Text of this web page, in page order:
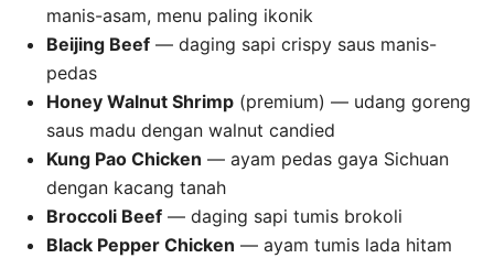
manis-asam, menu paling ikonik
Beijing Beef — daging sapi crispy saus manis-
pedas
Honey Walnut Shrimp (premium) — udang goreng
saus madu dengan walnut candied
Kung Pao Chicken — ayam pedas gaya Sichuan
dengan kacang tanah
Broccoli Beef — daging sapi tumis brokoli
Black Pepper Chicken — ayam tumis lada hitam